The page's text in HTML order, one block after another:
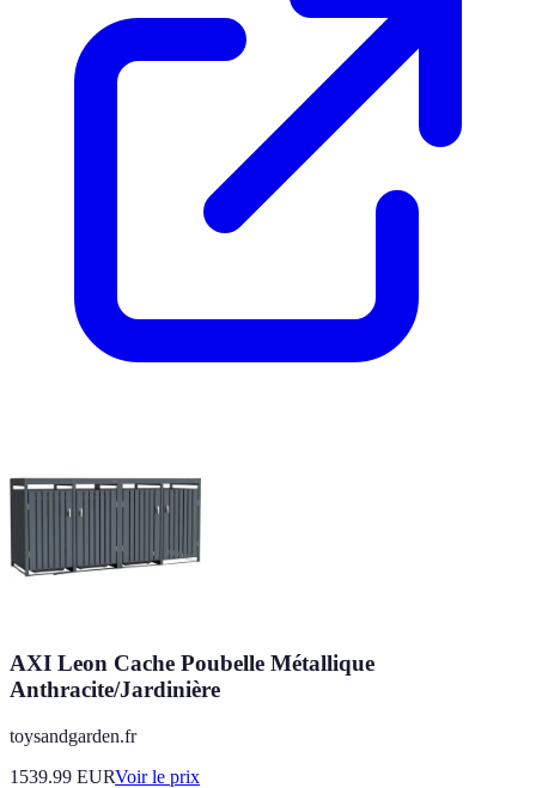
AXI Leon Cache Poubelle Métallique
Anthracite/Jardinière
toysandgarden.fr
1539.99 EURVoir le prix